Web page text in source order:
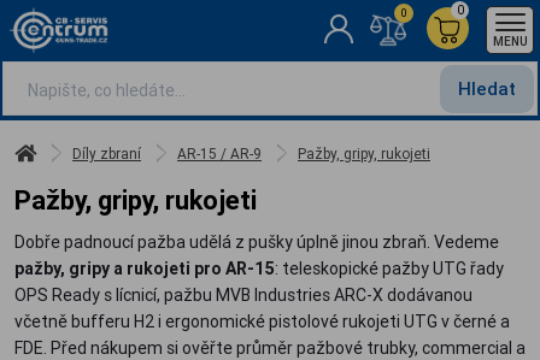
Hledat
0
0
MENU
Díly zbraní AR-15 / AR-9 Pažby, gripy, rukojeti
Pažby, gripy, rukojeti
Dobře padnoucí pažba udělá z pušky úplně jinou zbraň. Vedeme
pažby, gripy a rukojeti pro AR-15: teleskopické pažby UTG řady
OPS Ready s lícnicí, pažbu MVB Industries ARC-X dodávanou
včetně bufferu H2 i ergonomické pistolové rukojeti UTG v černé a
FDE. Před nákupem si ověřte průměr pažbové trubky, commercial a